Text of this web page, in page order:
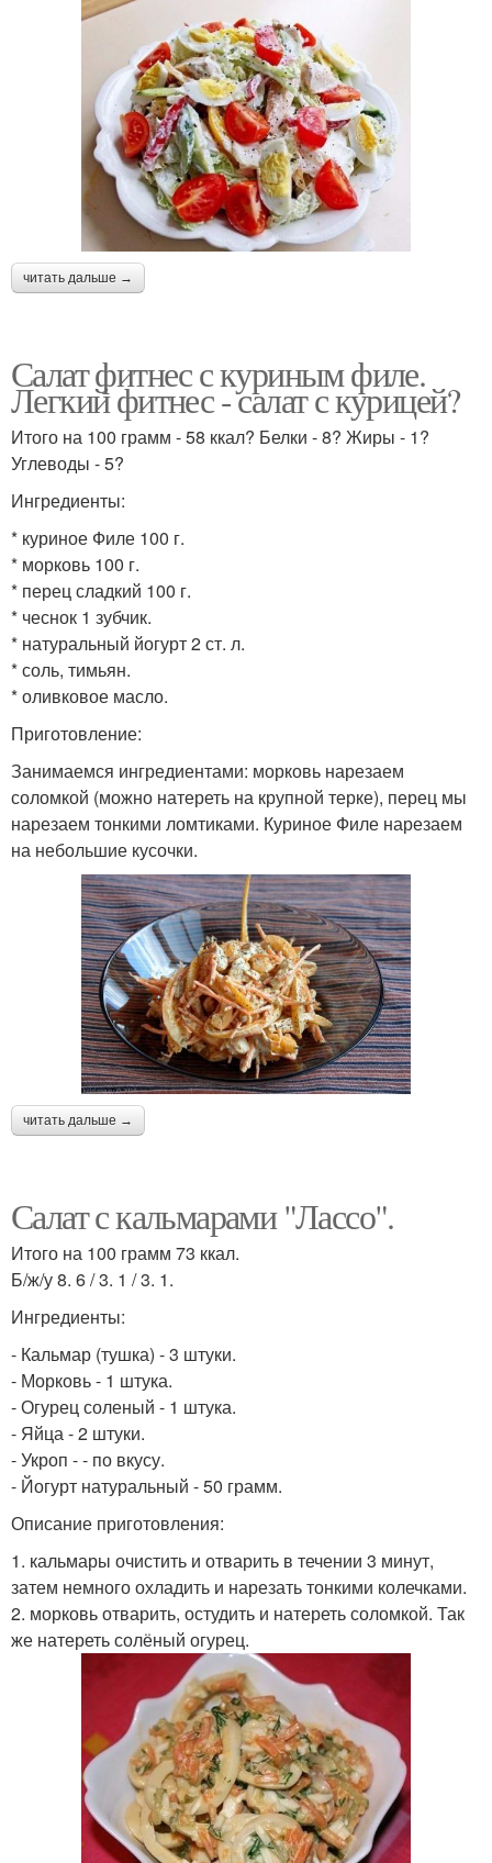
читать дальше →
Салат фитнес с куриным филе.
Легкий фитнес - салат с курицей?
Итого на 100 грамм - 58 ккал? Белки - 8? Жиры - 1?
Углеводы - 5?
Ингредиенты:
* куриное Филе 100 г.
* морковь 100 г.
* перец сладкий 100 г.
* чеснок 1 зубчик.
* натуральный йогурт 2 ст. л.
* соль, тимьян.
* оливковое масло.
Приготовление:
Занимаемся ингредиентами: морковь нарезаем
соломкой (можно натереть на крупной терке), перец мы
нарезаем тонкими ломтиками. Куриное Филе нарезаем
на небольшие кусочки.
читать дальше →
Салат с кальмарами "Лассо".
Итого на 100 грамм 73 ккал.
Б/ж/у 8. 6 / 3. 1 / 3. 1.
Ингредиенты:
- Кальмар (тушка) - 3 штуки.
- Морковь - 1 штука.
- Огурец соленый - 1 штука.
- Яйца - 2 штуки.
- Укроп - - по вкусу.
- Йогурт натуральный - 50 грамм.
Описание приготовления:
1. кальмары очистить и отварить в течении 3 минут,
затем немного охладить и нарезать тонкими колечками.
2. морковь отварить, остудить и натереть соломкой. Так
же натереть солёный огурец.